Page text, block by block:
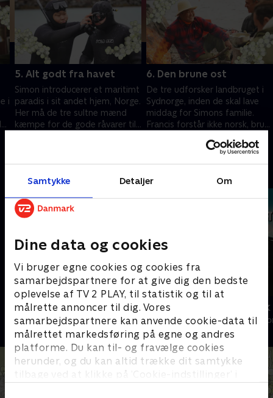
Samtykke Detaljer Om
Dine data og cookies
Vi bruger egne cookies og cookies fra
samarbejdspartnere for at give dig den bedste
oplevelse af TV 2 PLAY, til statistik og til at
målrette annoncer til dig. Vores
samarbejdspartnere kan anvende cookie-data til
målrettet markedsføring på egne og andres
platforme. Du kan til- og fravælge cookies
herunder, og du kan altid trække dit samtykke
tilbage ved at klikke på ’Cookie-indstillinger’ i
i
5. Alt godt fra havet
Simon introducerer et maritimt
paradis i sit andet hjem, Norge.
Her må de tre sultne mænd
kæmpe for de gode råvarer til
6. Den brune ost
De tre udforsker landbruget i
Sydnorge, inden de skal lave
middag for Simons familie.
Francis forstår ikke norsk, brun
norske ordsprog.
25. september 2023 • 40 min
Mit Frankrig
Livsstil • 2 sæsoner
Med
Livsstil • 1